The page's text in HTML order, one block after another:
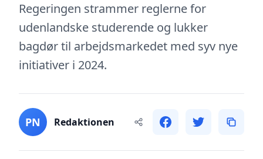
Regeringen strammer reglerne for
udenlandske studerende og lukker
bagdør til arbejdsmarkedet med syv nye
initiativer i 2024.
PN Redaktionen